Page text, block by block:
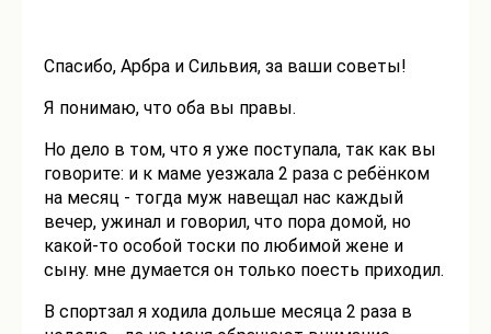
Спасибо, Арбра и Сильвия, за ваши советы!
Я понимаю, что оба вы правы.
Но дело в том, что я уже поступала, так как вы
говорите: и к маме уезжала 2 раза с ребёнком
на месяц - тогда муж навещал нас каждый
вечер, ужинал и говорил, что пора домой, но
какой-то особой тоски по любимой жене и
сыну. мне думается он только поесть приходил.
В спортзал я ходила дольше месяца 2 раза в